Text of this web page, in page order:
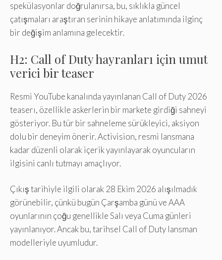
spekülasyonlar doğrulanırsa, bu, sıklıkla güncel
çatışmaları araştıran serinin hikaye anlatımında ilginç
bir değişim anlamına gelecektir.
H2: Call of Duty hayranları için umut
verici bir teaser
Resmi YouTube kanalında yayınlanan Call of Duty 2026
teaserı, özellikle askerlerin bir markete girdiği sahneyi
gösteriyor. Bu tür bir sahneleme sürükleyici, aksiyon
dolu bir deneyim önerir. Activision, resmi lansmana
kadar düzenli olarak içerik yayınlayarak oyuncuların
ilgisini canlı tutmayı amaçlıyor.
Çıkış tarihiyle ilgili olarak 28 Ekim 2026 alışılmadık
görünebilir, çünkü bugün Çarşamba günü ve AAA
oyunlarının çoğu genellikle Salı veya Cuma günleri
yayınlanıyor. Ancak bu, tarihsel Call of Duty lansman
modelleriyle uyumludur.